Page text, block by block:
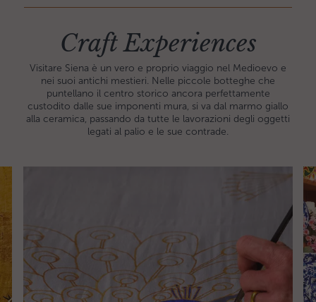
Craft Experiences
Visitare Siena è un vero e proprio viaggio nel Medioevo e
nei suoi antichi mestieri. Nelle piccole botteghe che
puntellano il centro storico ancora perfettamente
custodito dalle sue imponenti mura, si va dal marmo giallo
alla ceramica, passando da tutte le lavorazioni degli oggetti
legati al palio e le sue contrade.